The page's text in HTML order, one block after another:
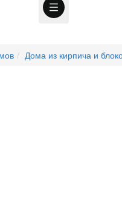
Дома из кирпича и